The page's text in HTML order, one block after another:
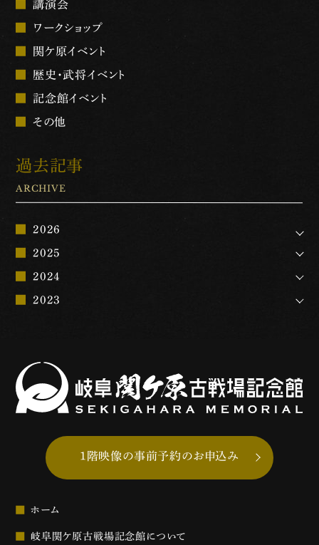
講演会
ワークショップ
関ケ原イベント
歴史・武将イベント
記念館イベント
その他
過去記事
ARCHIVE
2026
2025
2024
2023
1階映像の事前予約のお申込み
ホーム
岐阜関ケ原古戦場記念館について